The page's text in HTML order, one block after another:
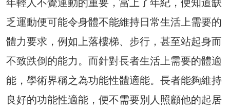
年輕人不覺運動的重要，當上了年紀，便知道缺
乏運動便可能令身體不能維持日常生活上需要的
體力要求，例如上落樓梯、步行，甚至站起身而
不致跌倒的能力。而針對長者生活上需要的體適
能，學術界稱之為功能性體適能。長者能夠維持
良好的功能性適能，便不需要別人照顧他的起居